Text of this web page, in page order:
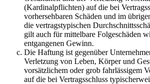
(Kardinalpflichten) auf die bei
vorhersehbaren Schäden und im
die vertragstypischen
gilt auch für mittelbare Folgeschäden
entgangenen Gewinn.
Die Haftung ist gegenüber
Verletzung von Leben, Körper und
vorsätzlichem oder grob fahrlässigem
auf die bei Vertragsschluss